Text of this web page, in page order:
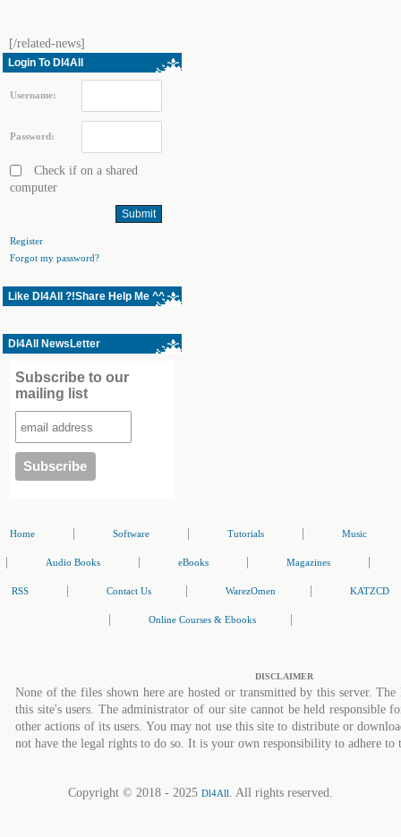
[/related-news]
Login To Dl4All
Username:
Password:
Check if on a shared
computer
Register
Forgot my password?
Like Dl4All ?!Share Help Me ^^
Dl4All NewsLetter
Subscribe to our
mailing list
Home Software Tutorials Music
Audio Books eBooks Magazines
RSS Contact Us WarezOmen KATZCD
Online Courses & Ebooks
DISCLAIMER
None of the files shown here are hosted or transmitted by this server.
this site's users. The administrator of our site cannot be held responsible
other actions of its users. You may not use this site to distribute or
not have the legal rights to do so. It is your own responsibility to adhere to
Copyright © 2018 - 2025 Dl4All. All rights reserved.